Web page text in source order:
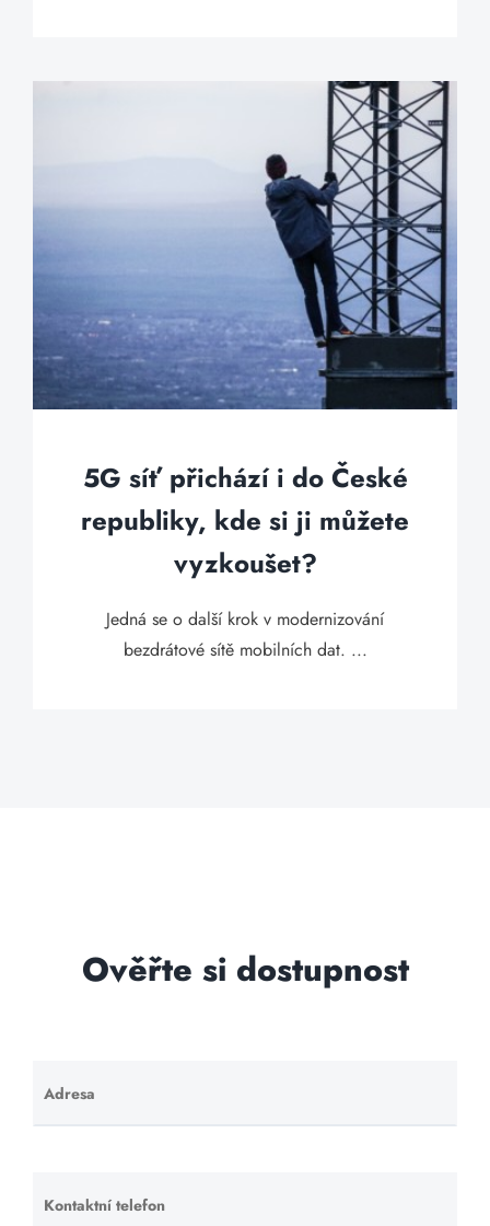
5G síť přichází i do České
republiky, kde si ji můžete
vyzkoušet?
Jedná se o další krok v modernizování
bezdrátové sítě mobilních dat. ...
Ověřte si dostupnost
Adresa
Ponechte
toto pole
Kontaktní telefon
Ponechte